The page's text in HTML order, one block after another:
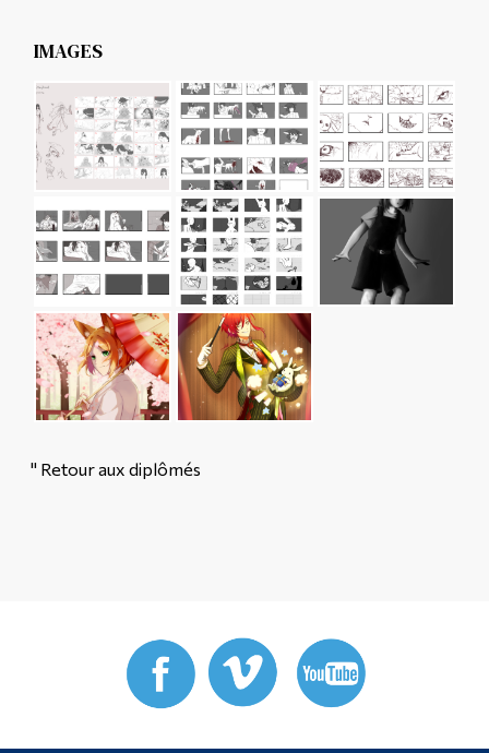
IMAGES
" Retour aux diplômés